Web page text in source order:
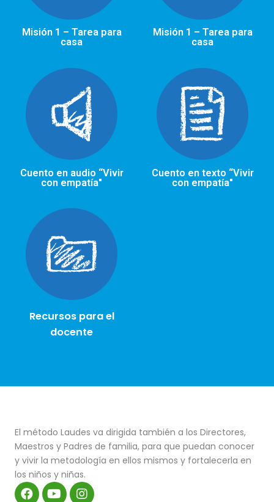
Misión 1 – Tarea para
casa
Misión 1 – Tarea para
casa
Cuento en audio “Vivir
con empatía"
Cuento en texto “Vivir
con empatía"
Recursos para el
docente
El método Laudes va dirigida también a los Directores,
Maestros y Padres de familia, para que puedan conocer
y vivir la metodología en ellos mismos y fortalecerla en
los niños y niñas.